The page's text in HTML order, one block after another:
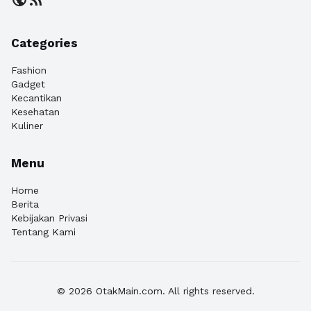
Categories
Fashion
Gadget
Kecantikan
Kesehatan
Kuliner
Menu
Home
Berita
Kebijakan Privasi
Tentang Kami
© 2026 OtakMain.com. All rights reserved.